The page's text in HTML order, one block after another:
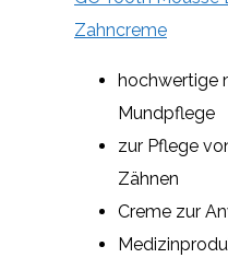
Zahncreme
hochwertige
Mundpflege
zur Pflege
Zähnen
Creme zur